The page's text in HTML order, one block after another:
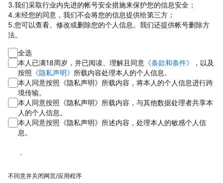
3.我们采取行业内先进的帐号安全措施来保护您的信息安全；
4.未经您的同意，我们不会将您的信息提供给第三方；
5.您可以查看、修改或删除您的个人信息。我们还提供帐号删除方
法。
全选
本人已满18周岁，并已阅读、理解且同意 《条款和条件》
，以及
按照 《隐私声明》 所载内容处理本人的个人信息。
本人同意按照《隐私声明》所载内容，将本人的个人信息进行跨
境传输。
本人同意按照《隐私声明》所载内容，与其他数据处理者共享本
人的个人信息。
本人同意按照《隐私声明》所述内容，处理本人的敏感个人信
息。
同意
不同意并关闭网页/应用程序